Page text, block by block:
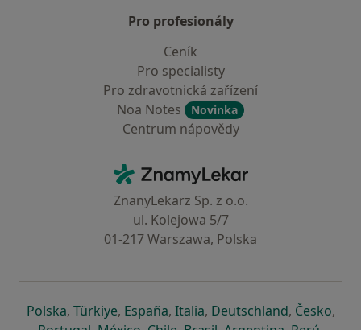
Pro profesionály
Ceník
Pro specialisty
Pro zdravotnická zařízení
Noa Notes
Novinka
Centrum nápovědy
ZnamyLekar - Hlavní stránka
ZnanyLekarz Sp. z o.o.
ul. Kolejowa 5/7
01-217 Warszawa, Polska
Polskase otevře v nové záložce
, Türkiyese otevře v nové záložce
, Españase otevře v nové záložce
, Italiase otevře v nové záložce
, Deutschlandse otevře v
, Českose
,